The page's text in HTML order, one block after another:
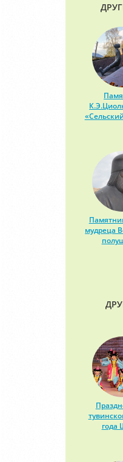
мудреца
года